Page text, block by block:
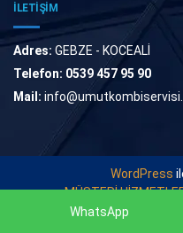
İLETİŞİM
Adres: GEBZE - KOCEALİ
Telefon: 0539 457 95 90
Mail:
WordPress
MÜŞTERİ
© 2022UMUT KOMBİ
WhatsApp